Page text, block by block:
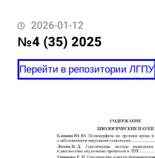
2026-01-12
№4 (35) 2025
Перейти в репозитории ЛГПУ